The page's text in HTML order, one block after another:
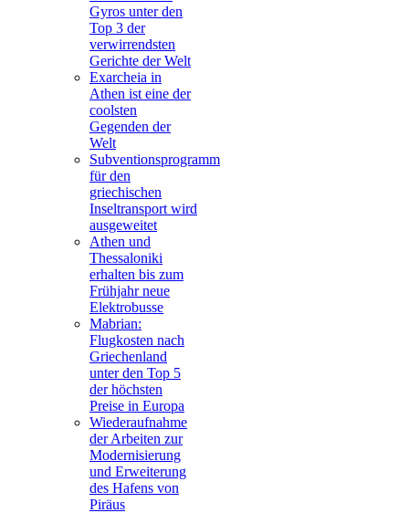
Gyros unter den
Top 3 der
verwirrendsten
Gerichte der Welt
Exarcheia in
Athen ist eine der
coolsten
Gegenden der
Welt
Subventionsprogramm
für den
griechischen
Inseltransport wird
ausgeweitet
Athen und
Thessaloniki
erhalten bis zum
Frühjahr neue
Elektrobusse
Mabrian:
Flugkosten nach
Griechenland
unter den Top 5
der höchsten
Preise in Europa
Wiederaufnahme
der Arbeiten zur
Modernisierung
und Erweiterung
des Hafens von
Piräus